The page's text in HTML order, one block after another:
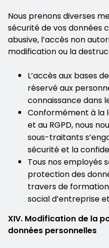
Nous prenons diverses
sécurité de vos données
abusive, l’accès non
modification ou la
L’accès aux bases
réservé aux
connaissance dans
Conformément à la
et au RGPD, nous
sous-traitants
sécurité et la
Tous nos employés
protection des
travers de
social d’entreprise
XIV. Modification de la
données personnelles